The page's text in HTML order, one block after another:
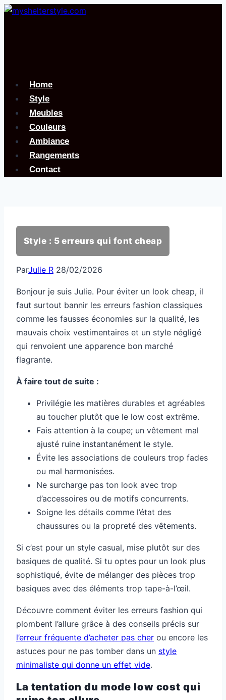
Aller
Home
Style
Meubles
Couleurs
Ambiance
Rangements
Contact
Style : 5 erreurs qui font cheap
ParJulie R 28/02/2026
Bonjour je suis Julie. Pour éviter un look cheap, il
faut surtout bannir les erreurs fashion classiques
comme les fausses économies sur la qualité, les
mauvais choix vestimentaires et un style négligé
qui renvoient une apparence bon marché
flagrante.
À faire tout de suite :
Privilégie les matières durables et agréables
au toucher plutôt que le low cost extrême.
Fais attention à la coupe; un vêtement mal
ajusté ruine instantanément le style.
Évite les associations de couleurs trop fades
ou mal harmonisées.
Ne surcharge pas ton look avec trop
d’accessoires ou de motifs concurrents.
Soigne les détails comme l’état des
chaussures ou la propreté des vêtements.
Si c’est pour un style casual, mise plutôt sur des
basiques de qualité. Si tu optes pour un look plus
sophistiqué, évite de mélanger des pièces trop
basiques avec des éléments trop tape-à-l’œil.
Découvre comment éviter les erreurs fashion qui
plombent l’allure grâce à des conseils précis sur
l’erreur fréquente d’acheter pas cher ou encore les
astuces pour ne pas tomber dans un style
minimaliste qui donne un effet vide.
La tentation du mode low cost qui